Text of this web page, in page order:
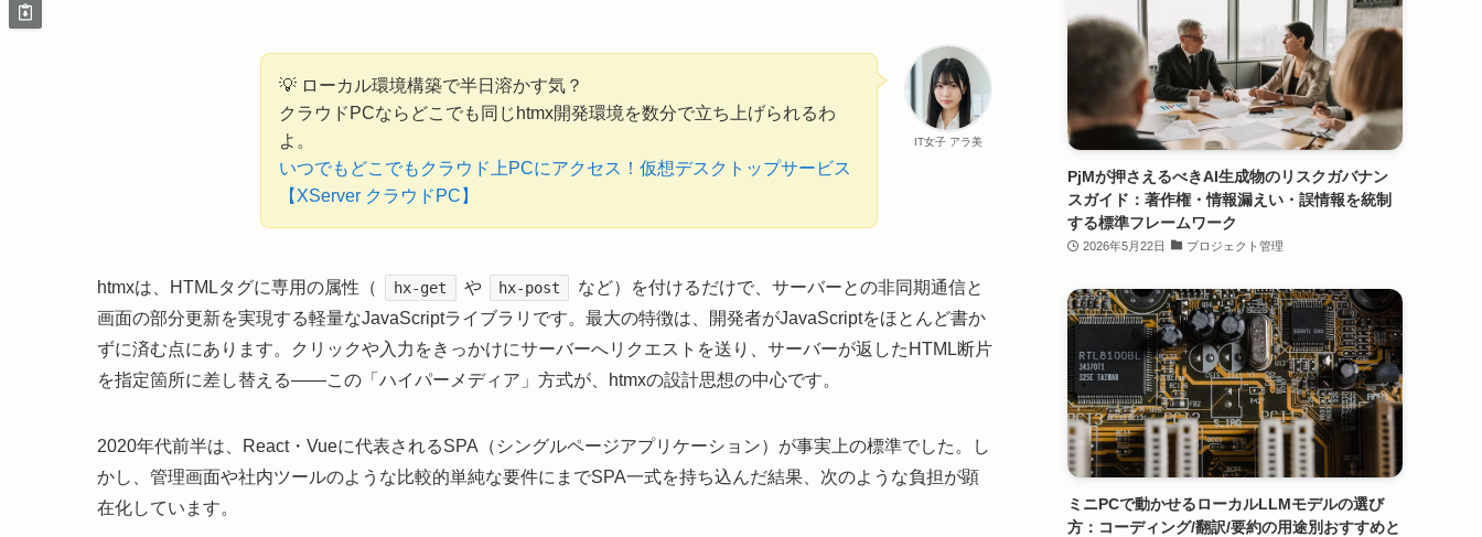
IT女子 アラ美
💡 ローカル環境構築で半日溶かす気？
クラウドPCならどこでも同じhtmx開発環境を数分で立ち上げられるわ
よ。
いつでもどこでもクラウド上PCにアクセス！仮想デスクトップサービス
【XServer クラウドPC】
htmxは、HTMLタグに専用の属性（ hx-get や hx-post
など）を付けるだけで、サーバーとの非同期通信と
画面の部分更新を実現する軽量なJavaScriptライブラリです。最大の特徴は、開発者がJavaScriptをほとんど書か
ずに済む点にあります。クリックや入力をきっかけにサーバーへリクエストを送り、サーバーが返したHTML断片
を指定箇所に差し替える——この「ハイパーメディア」方式が、htmxの設計思想の中心です。
2020年代前半は、React・Vueに代表されるSPA（シングルページアプリケーション）が事実上の標準でした。し
かし、管理画面や社内ツールのような比較的単純な要件にまでSPA一式を持ち込んだ結果、次のような負担が顕
在化しています。
PjMが押さえるべきAI生成物のリスクガバナン
スガイド：著作権・情報漏えい・誤情報を統制
する標準フレームワーク
2026年5月22日 プロジェクト管理
ミニPCで動かせるローカルLLMモデルの選び
方：コーディング/翻訳/要約の用途別おすすめと